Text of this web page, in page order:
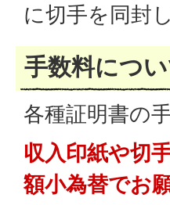
に切手を同封
手数料につ
各種証明書の
収入印紙や切
額小為替でお